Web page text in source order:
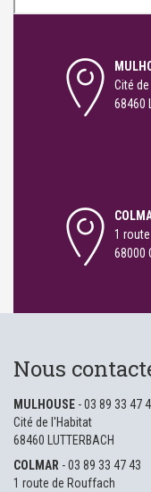
Cité
68460
1
68000
Nous
MULHOUSE - 03 89 33 47
Cité de l'Habitat
68460 LUTTERBACH
COLMAR - 03 89 33 47 43
1 route de Rouffach